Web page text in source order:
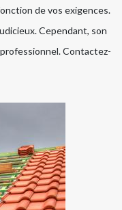
de vos exigences.
Cependant, son
Contactez-